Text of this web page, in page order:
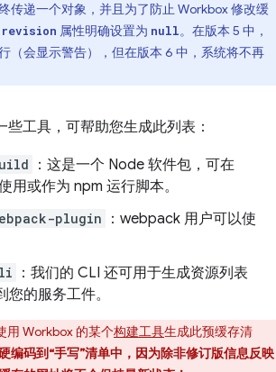
传递一个对象，并且为了防止 Workbox 修改缓
revision 属性明确设置为 null。在版本 5 中，
（会显示警告），但在版本 6 中，系统将不再
工具，可帮助您生成此列表：
：这是一个 Node 软件包，可在
用或作为 npm 运行脚本。
plugin
：webpack 用户可以使
：我们的 CLI 还可用于生成资源列表
您的服务工件。
用 Workbox 的某个构建工具生成此预缓存清
编码到“手写”清单中，因为除非修订版信息反映